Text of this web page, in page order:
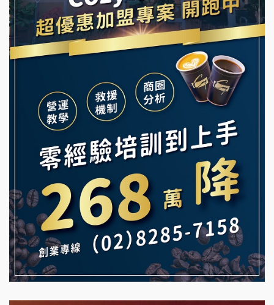
早安山丘加盟說明會
冰封仙果加盟說明會
Ramble Café 漫步藍咖啡加盟說明會
微風亭鐵板燒加盟說明會
鮮茶道加盟說明會
【曉妍美妝】誠徵行政櫃檯
自助洗衣店誠徵代洗收送人員(台中市)
MUSHEN徵SPA美容芳療師
日十。早午食加盟說明會
拾鑶火鍋加盟說明會
龍涎居好湯加盟說明會
舒油頭加盟說明會
義氣豐發雞加盟說明會
Mr.Wish加盟說明會
白鬍泡泡 BOHO POPO加盟說明會
雞咕雞咕加盟說明會
TEA TOP加盟說明會
珍好味臭臭鍋加盟說明會